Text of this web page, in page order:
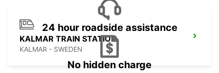
KALMAR TRAIN STATION
KALMAR - SWEDEN
24 hour roadside assistance
No hidden charge